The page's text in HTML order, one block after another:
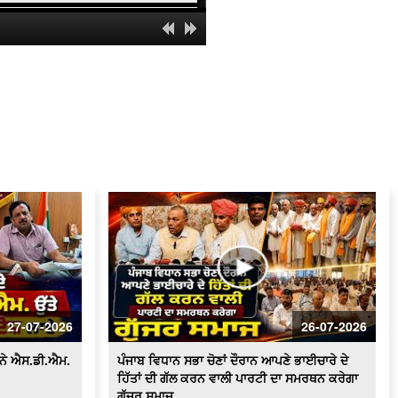
ਸ਼ਾਮਿਲ
ਬੀਕੇਯੂ ਏਕਤਾ ਸਿੱਧੂਪੁਰ ਵਲੋਂ ਕਾਲਾਝਾੜ ਟੋਲ
ਪਲਾਜ਼ਾ ਕੀਤਾ ਗਿਆ ਮੁਫ਼ਤ
ਟੋਲ ਮੁਕਤ ਕਰਾਕੇ ਕਿਸਾਨਾਂ ਵਲੋਂ ਭਾਗੂ ਮਾਜਰਾ ਤੇ
ਬਜਹੇੜੀ ਟੋਲ ਪਲਾਜ਼ੇ 'ਤੇ ਧਰਨਾ
ਆਰ.ਟੀ.ਓ. ਦਫ਼ਤਰ ਫ਼ਿਰੋਜ਼ਪੁਰ ਚ ਪਿਛਲੇ 2
Sanitation workers stage a massive
27-07-2026
ਐਸ.ਡੀ.ਐਮ.
26-07-2026
ਪੰਜਾਬ ਵਿਧਾਨ ਸਭਾ ਚੋਣਾਂ ਦੌਰਾਨ ਆਪਣੇ ਭਾਈਚਾਰੇ ਦੇ
ਹਿੱਤਾਂ ਦੀ ਗੱਲ ਕਰਨ ਵਾਲੀ ਪਾਰਟੀ ਦਾ ਸਮਰਥਨ ਕਰੇਗਾ